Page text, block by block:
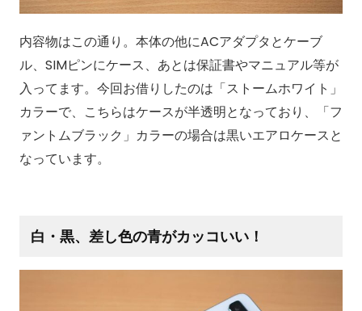
内容物はこの通り。本体の他にACアダプタとケーブ
ル、SIMピンにケース、あとは保証書やマニュアル等が
入ってます。今回お借りしたのは「ストームホワイト」
カラーで、こちらはケースが半透明となっており、「フ
ァントムブラック」カラーの場合は黒いエアロケースと
なっています。
白・黒、差し色の青がカッコいい！